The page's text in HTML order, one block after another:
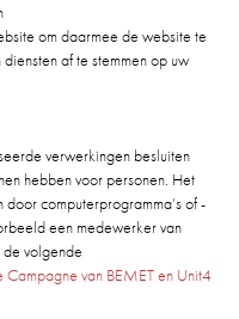
om daarmee de website te
af te stemmen op uw
verwerkingen besluiten
hebben voor personen. Het
computerprogramma’s of -
een medewerker van
volgende
Campagne van BEMET en Unit4